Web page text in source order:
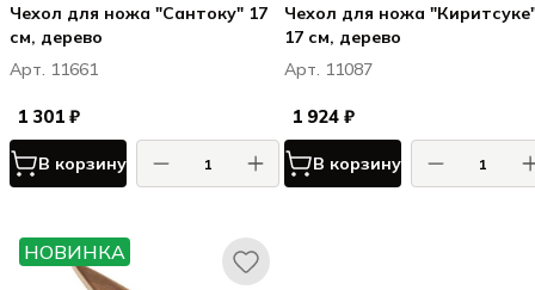
Чехол для ножа "Сантоку" 17
см, дерево
Арт. 11661
1 301 ₽
В корзину
Чехол для ножа
17 см, дерево
Арт. 11087
1 924 ₽
В корзину
НОВИНКА